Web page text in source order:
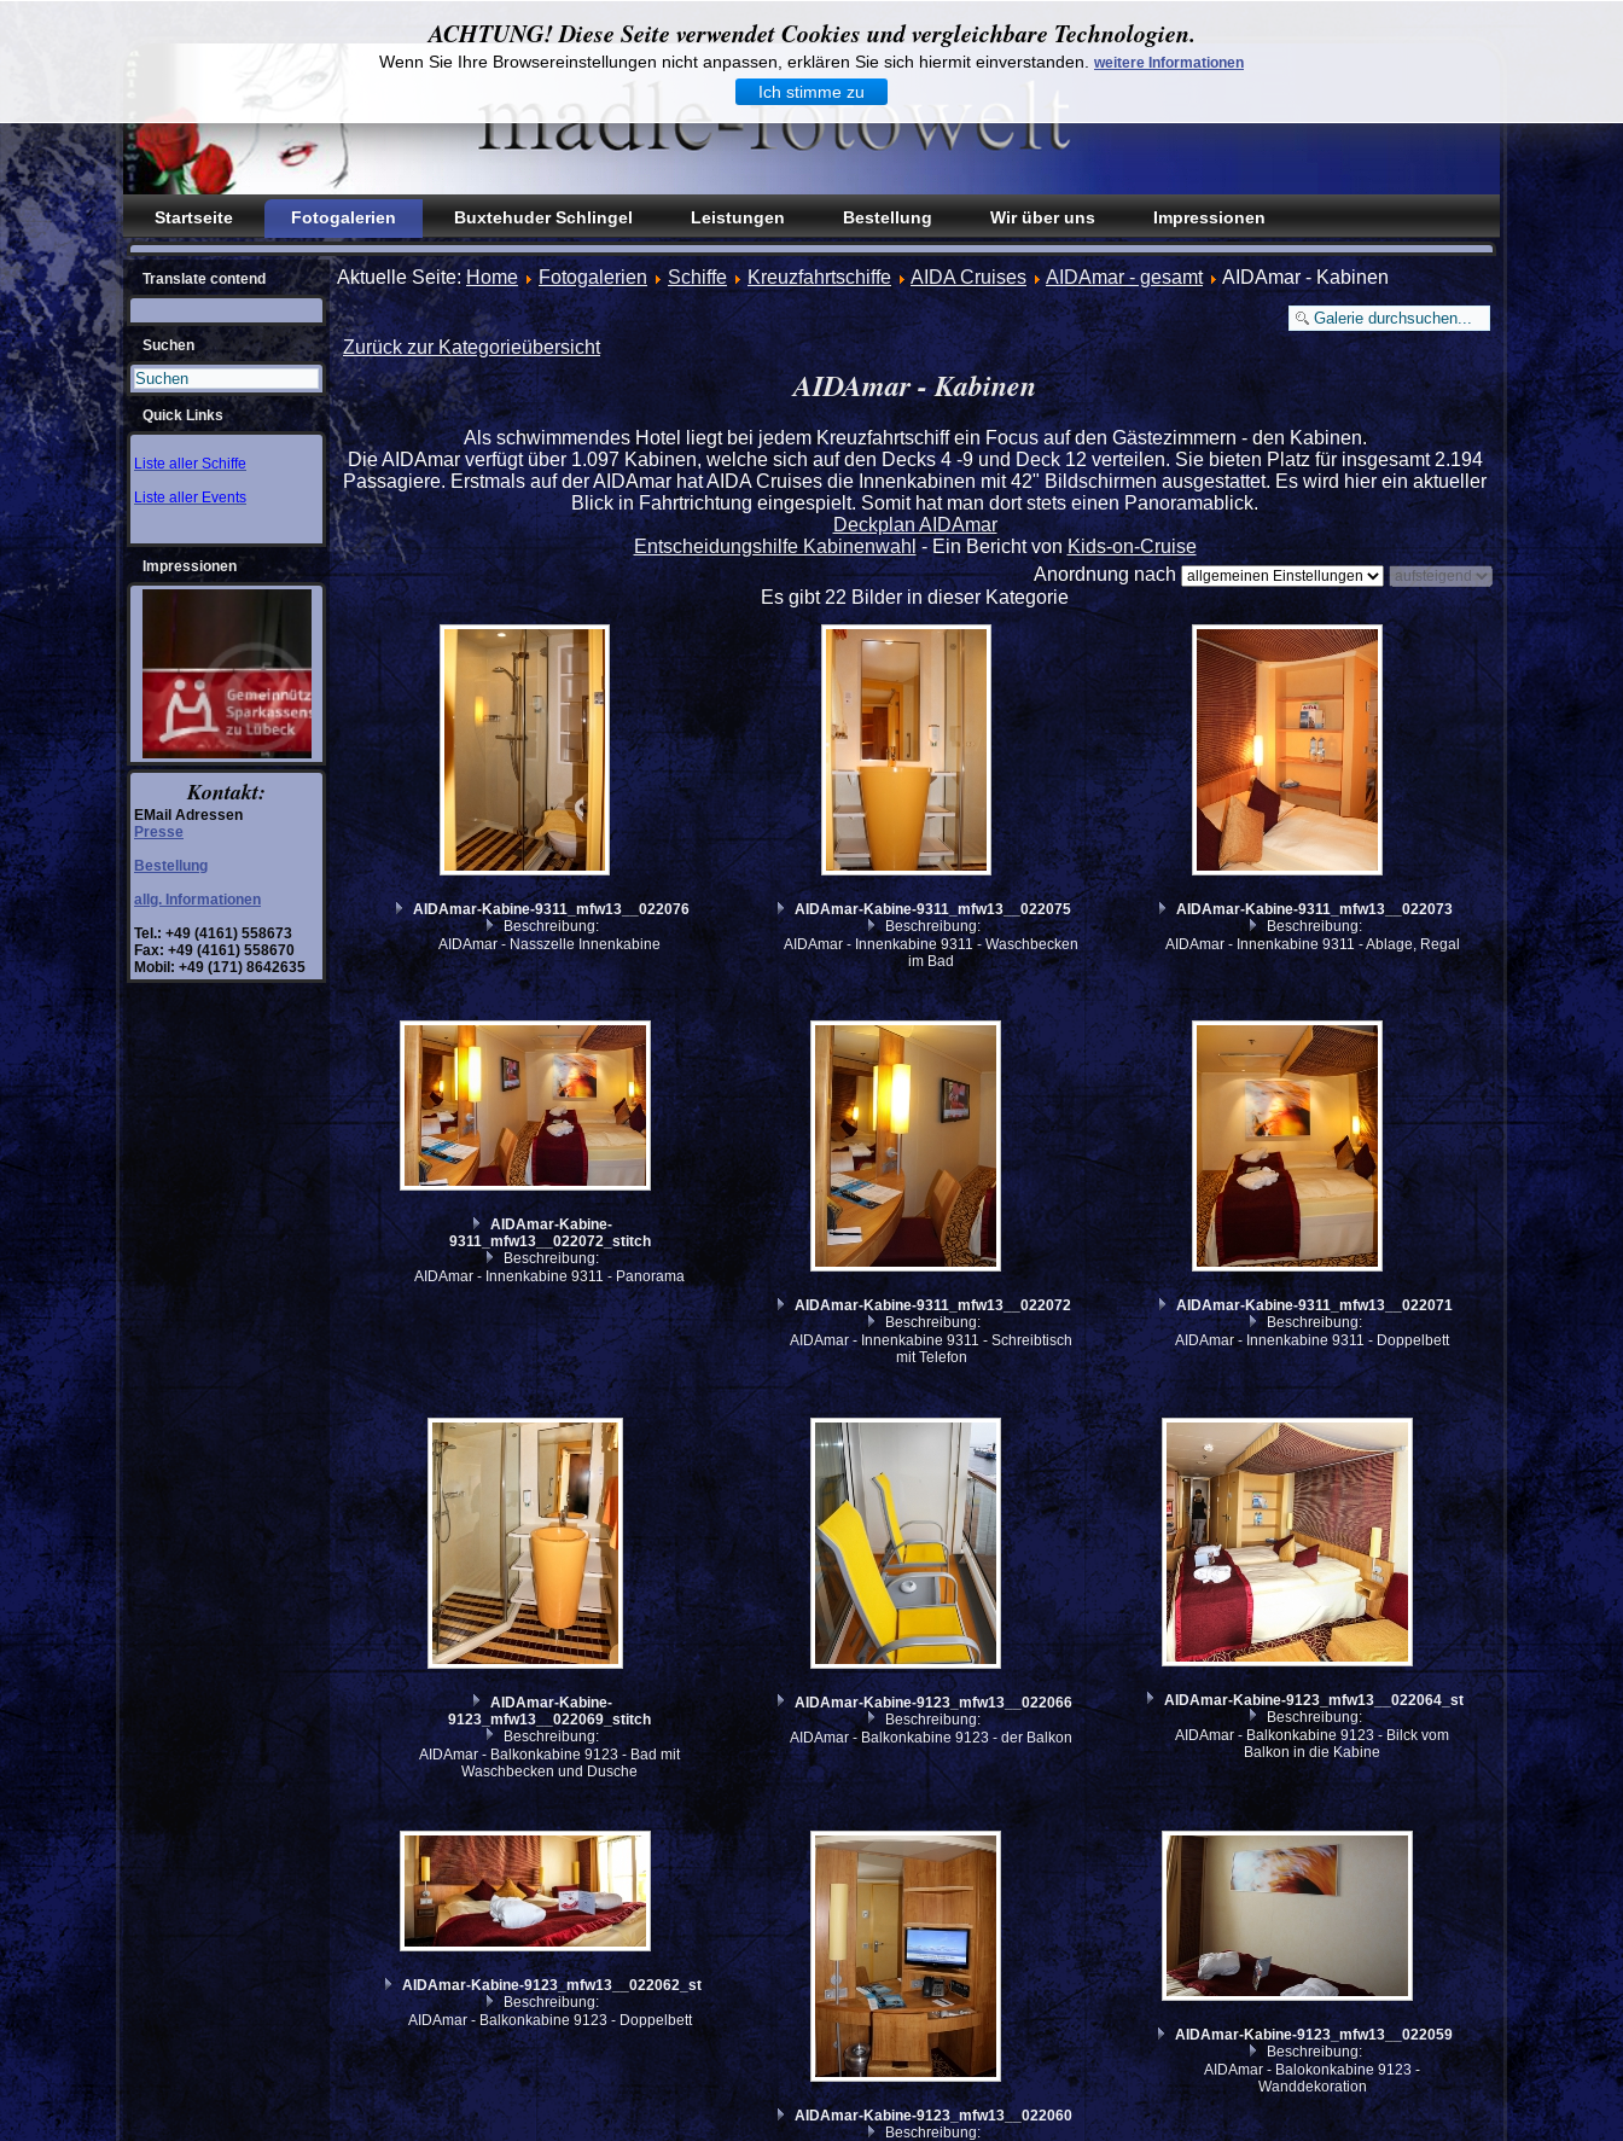
Startseite Fotogalerien Buxtehuder Schlingel Leistungen Bestellung Wir über uns Impressionen
ACHTUNG! Diese Seite verwendet Cookies und vergleichbare Technologien.
Wenn Sie Ihre Browsereinstellungen nicht anpassen, erklären Sie sich hiermit einverstanden. weitere Informationen
Ich stimme zu
Translate contend
Suchen
Quick Links
Liste aller Schiffe
Liste aller Events
Impressionen
Kontakt:
EMail Adressen
Presse
Bestellung
allg. Informationen
Tel.: +49 (4161) 558673
Fax: +49 (4161) 558670
Mobil: +49 (171) 8642635
Aktuelle Seite: Home Fotogalerien Schiffe Kreuzfahrtschiffe AIDA Cruises AIDAmar - gesamt AIDAmar - Kabinen
Zurück zur Kategorieübersicht
AIDAmar - Kabinen
Als schwimmendes Hotel liegt bei jedem Kreuzfahrtschiff ein Focus auf den Gästezimmern - den Kabinen.
Die AIDAmar verfügt über 1.097 Kabinen, welche sich auf den Decks 4 -9 und Deck 12 verteilen. Sie bieten Platz für insgesamt 2.194
Passagiere. Erstmals auf der AIDAmar hat AIDA Cruises die Innenkabinen mit 42" Bildschirmen ausgestattet. Es wird hier ein aktueller
Blick in Fahrtrichtung eingespielt. Somit hat man dort stets einen Panoramablick.
Deckplan AIDAmar
Entscheidungshilfe Kabinenwahl- Ein Bericht von Kids-on-Cruise
Anordnung nach
Es gibt 22 Bilder in dieser Kategorie
AIDAmar-Kabine-9311_mfw13__022076
Beschreibung:
AIDAmar - Nasszelle Innenkabine
AIDAmar-Kabine-9311_mfw13__022075
Beschreibung:
AIDAmar - Innenkabine 9311 - Waschbecken
im Bad
AIDAmar-Kabine-9311_mfw13__022073
Beschreibung:
AIDAmar - Innenkabine 9311 - Ablage, Regal
AIDAmar-Kabine-
9311_mfw13__022072_stitch
Beschreibung:
AIDAmar - Innenkabine 9311 - Panorama
AIDAmar-Kabine-9311_mfw13__022072
Beschreibung:
AIDAmar - Innenkabine 9311 - Schreibtisch
mit Telefon
AIDAmar-Kabine-9311_mfw13__022071
Beschreibung:
AIDAmar - Innenkabine 9311 - Doppelbett
AIDAmar-Kabine-
9123_mfw13__022069_stitch
Beschreibung:
AIDAmar - Balkonkabine 9123 - Bad mit
Waschbecken und Dusche
AIDAmar-Kabine-9123_mfw13__022066
Beschreibung:
AIDAmar - Balkonkabine 9123 - der Balkon
AIDAmar-Kabine-9123_mfw13__022064_st
Beschreibung:
AIDAmar - Balkonkabine 9123 - Bilck vom
Balkon in die Kabine
AIDAmar-Kabine-9123_mfw13__022062_st
Beschreibung:
AIDAmar - Balkonkabine 9123 - Doppelbett
AIDAmar-Kabine-9123_mfw13__022060
Beschreibung:
AIDAmar-Kabine-9123_mfw13__022059
Beschreibung:
AIDAmar - Balokonkabine 9123 -
Wanddekoration